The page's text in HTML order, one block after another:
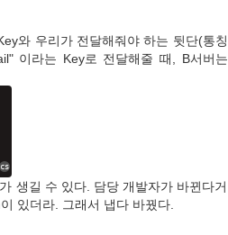
와 우리가 전달해줘야 하는 뒷단(통칭
" 이라는 Key로 전달해줄 때, B서버는
cs
생길 수 있다. 담당 개발자가 바뀐다거
있더라. 그래서 냅다 바꿨다.